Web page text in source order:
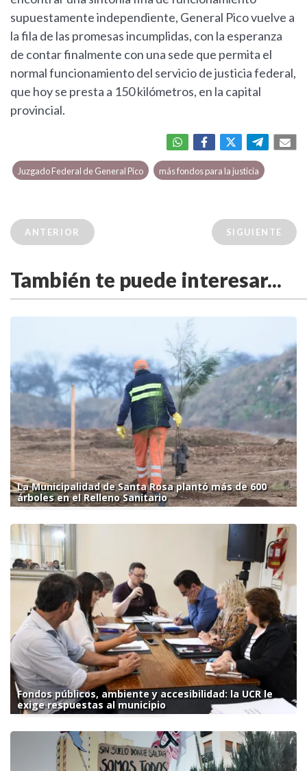
supuestamente independiente, General Pico vuelve a
la fila de las promesas incumplidas, con la esperanza
de contar finalmente con una sede que permita el
normal funcionamiento del servicio de justicia federal,
que hoy se presta a 150 kilómetros, en la capital
provincial.
Juzgado Federal de General Pico más fondos para la justicia
ANTERIOR SIGUIENTE
También te puede interesar...
La Municipalidad de Santa Rosa plantó más de 600
árboles en el Relleno Sanitario
Fondos públicos, ambiente y accesibilidad: la UCR le
exige respuestas al municipio